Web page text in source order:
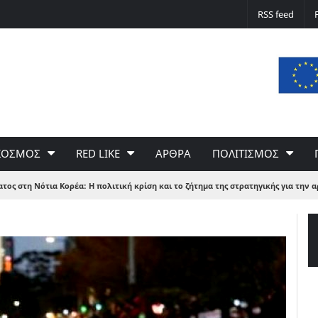
Δε φταίει ο άνεμος… Φταίει η πολιτική
του Γιώργου Σαχίνη
RSS feed
RED LIKE ΑΡΘΡΑ ΠΟΛΙΤΙΣΜΟΣ
στη Νότια Κορέα: Η πολιτική κρίση και το ζήτημα της στρατηγικής για την